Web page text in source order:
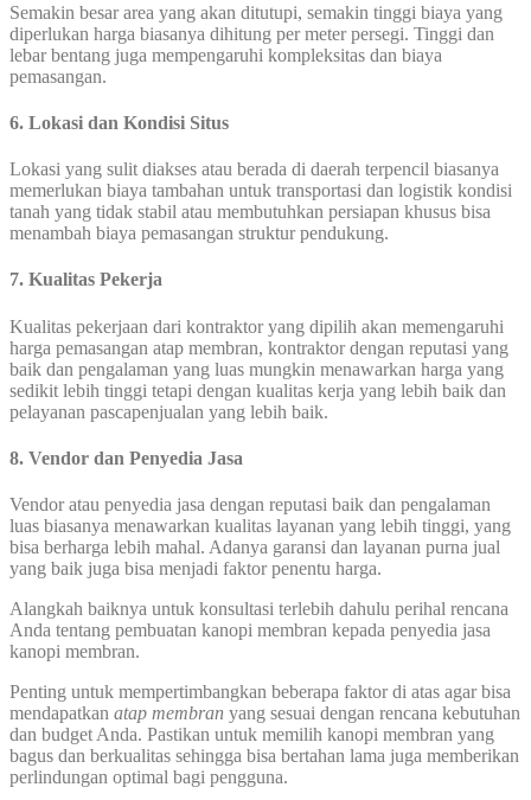
Semakin besar area yang akan ditutupi, semakin tinggi biaya yang
diperlukan harga biasanya dihitung per meter persegi. Tinggi dan
lebar bentang juga mempengaruhi kompleksitas dan biaya
pemasangan.
6. Lokasi dan Kondisi Situs
Lokasi yang sulit diakses atau berada di daerah terpencil biasanya
memerlukan biaya tambahan untuk transportasi dan logistik kondisi
tanah yang tidak stabil atau membutuhkan persiapan khusus bisa
menambah biaya pemasangan struktur pendukung.
7. Kualitas Pekerja
Kualitas pekerjaan dari kontraktor yang dipilih akan memengaruhi
harga pemasangan atap membran, kontraktor dengan reputasi yang
baik dan pengalaman yang luas mungkin menawarkan harga yang
sedikit lebih tinggi tetapi dengan kualitas kerja yang lebih baik dan
pelayanan pascapenjualan yang lebih baik.
8. Vendor dan Penyedia Jasa
Vendor atau penyedia jasa dengan reputasi baik dan pengalaman
luas biasanya menawarkan kualitas layanan yang lebih tinggi, yang
bisa berharga lebih mahal. Adanya garansi dan layanan purna jual
yang baik juga bisa menjadi faktor penentu harga.
Alangkah baiknya untuk konsultasi terlebih dahulu perihal rencana
Anda tentang pembuatan kanopi membran kepada penyedia jasa
kanopi membran.
Penting untuk mempertimbangkan beberapa faktor di atas agar bisa
mendapatkan atap membran yang sesuai dengan rencana kebutuhan
dan budget Anda. Pastikan untuk memilih kanopi membran yang
bagus dan berkualitas sehingga bisa bertahan lama juga memberikan
perlindungan optimal bagi pengguna.